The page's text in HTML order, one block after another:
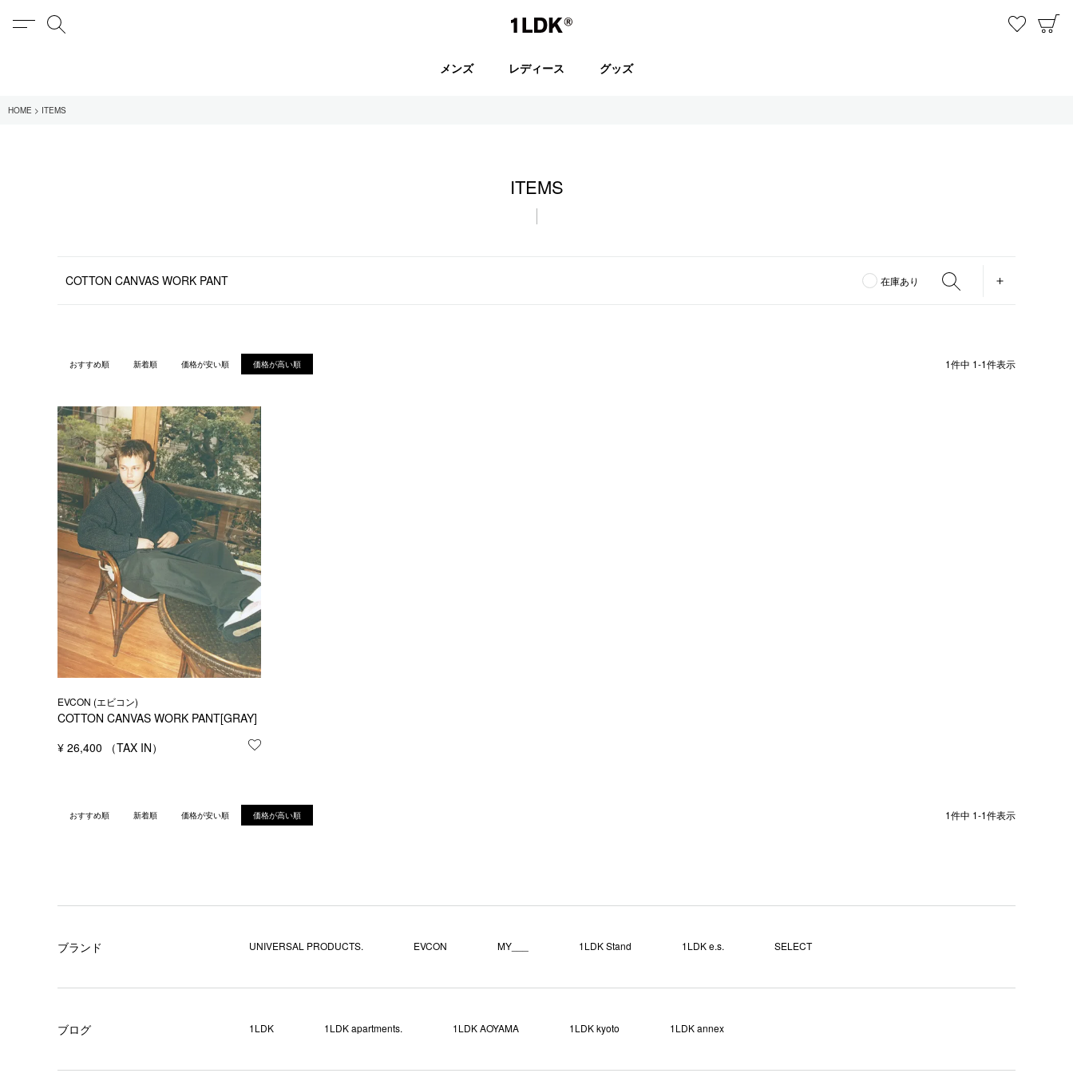
MENU お気に
メンズ レディース
グッズ
HOME ITEMS
ITEMS
在庫あり
おすすめ順 新着順 価格が安い順 価格が高い順 1件中 1-1件表示
EVCON (エビコン)
COTTON CANVAS WORK PANT[GRAY]
¥ 26,400
おすすめ順 新着順 価格が安い順 価格が高い順 1件中 1-1件表示
ブランド UNIVERSAL PRODUCTS. EVCON MY___ 1LDK Stand 1LDK e.s. SELECT
ブログ 1LDK 1LDK apartments. 1LDK AOYAMA 1LDK kyoto 1LDK annex